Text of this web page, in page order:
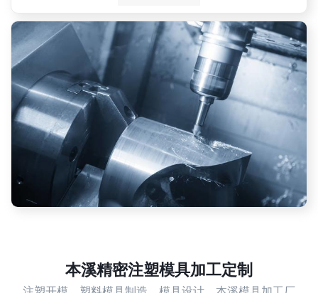
本溪精密注塑模具加工定制